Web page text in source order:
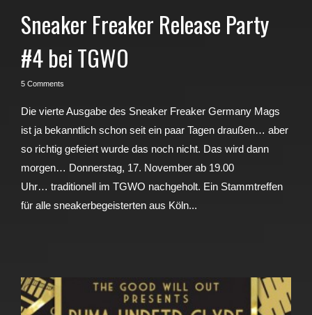
Sneaker Freaker Release Party
#4 bei TGWO
5 Comments
Die vierte Ausgabe des Sneaker Freaker Germany Mags
ist ja bekanntlich schon seit ein paar Tagen draußen… aber
so richtig gefeiert wurde das noch nicht. Das wird dann
morgen… Donnerstag, 17. November ab 19.00
Uhr… traditionell im TGWO nachgeholt. Ein Stammtreffen
für alle sneakerbegeisterten aus Köln...